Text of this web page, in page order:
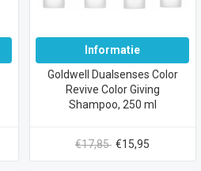
Informatie
Goldwell Dualsenses Color
Revive Color Giving
Shampoo, 250 ml
€17,85 €15,95